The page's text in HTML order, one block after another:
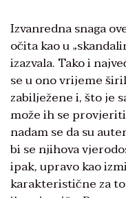
Izvanredna snaga
očita kao u
izazvala. Tako i
se u ono vrijeme
zabilježene i, što je
može ih se
nadam se da su
bi se njihova
ipak, upravo kao
karakteristične za